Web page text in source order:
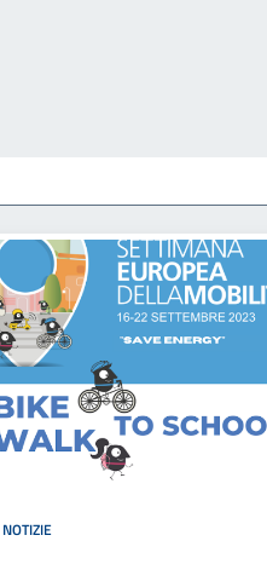
NOTIZIE